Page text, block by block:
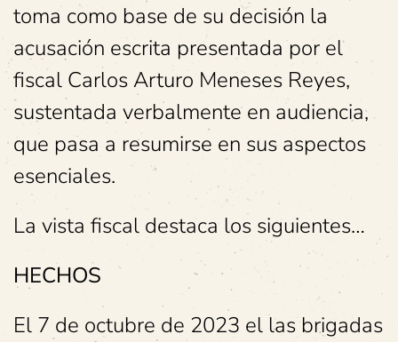
toma como base de su decisión la
acusación escrita presentada por el
fiscal Carlos Arturo Meneses Reyes,
sustentada verbalmente en audiencia,
que pasa a resumirse en sus aspectos
esenciales.
La vista fiscal destaca los siguientes…
HECHOS
El 7 de octubre de 2023 el las brigadas